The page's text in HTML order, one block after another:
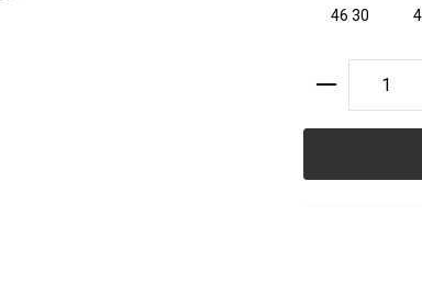
46 30
Produkt